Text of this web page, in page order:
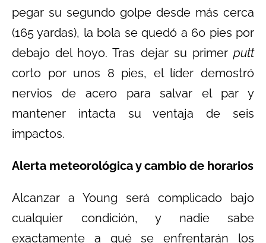
pegar su segundo golpe desde más cerca
(165 yardas), la bola se quedó a 60 pies por
debajo del hoyo. Tras dejar su primer putt
corto por unos 8 pies, el líder demostró
nervios de acero para salvar el par y
mantener intacta su ventaja de seis
impactos.
Alerta meteorológica y cambio de horarios
Alcanzar a Young será complicado bajo
cualquier condición, y nadie sabe
exactamente a qué se enfrentarán los